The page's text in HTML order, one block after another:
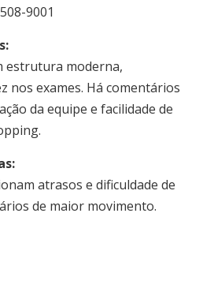
9001
estrutura moderna,
nos exames. Há comentários
da equipe e facilidade de
atrasos e dificuldade de
de maior movimento.